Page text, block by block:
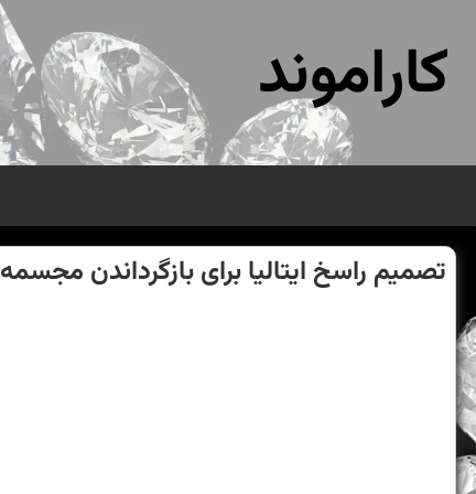
کاراموند
تصمیم راسخ ایتالیا برای بازگرداندن مجسمه ۲۰۰۰ ساله